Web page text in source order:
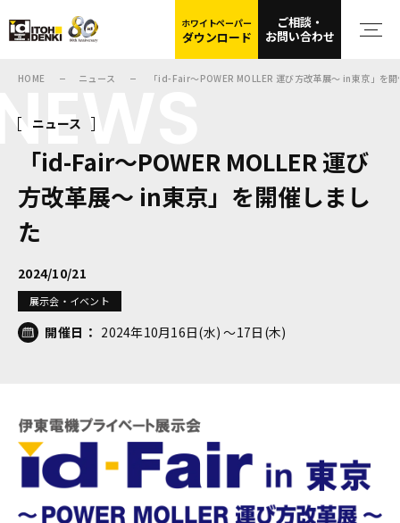
ホワイトペーパー
ダウンロード
ご相談・
お問い合わせ
HOME ニュース 「id-Fair～POWER MOLLER 運び方改革展～ in東京」を
ニュース
「id-Fair～POWER MOLLER 運び
方改革展～ in東京」を開催しまし
た
2024/10/21
展示会・イベント
開催日： 2024年10月16日(水) ～17日(木)